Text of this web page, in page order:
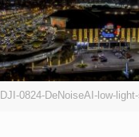
DJI-0824-DeNoiseAI-low-